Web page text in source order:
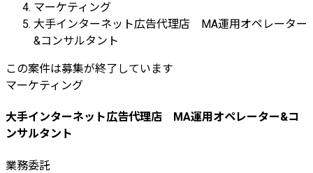
マーケティング
大手インターネット広告代理店 MA運用オペレーター
&コンサルタント
この案件は募集が終了しています
マーケティング
大手インターネット広告代理店 MA運用オペレーター&コ
ンサルタント
業務委託